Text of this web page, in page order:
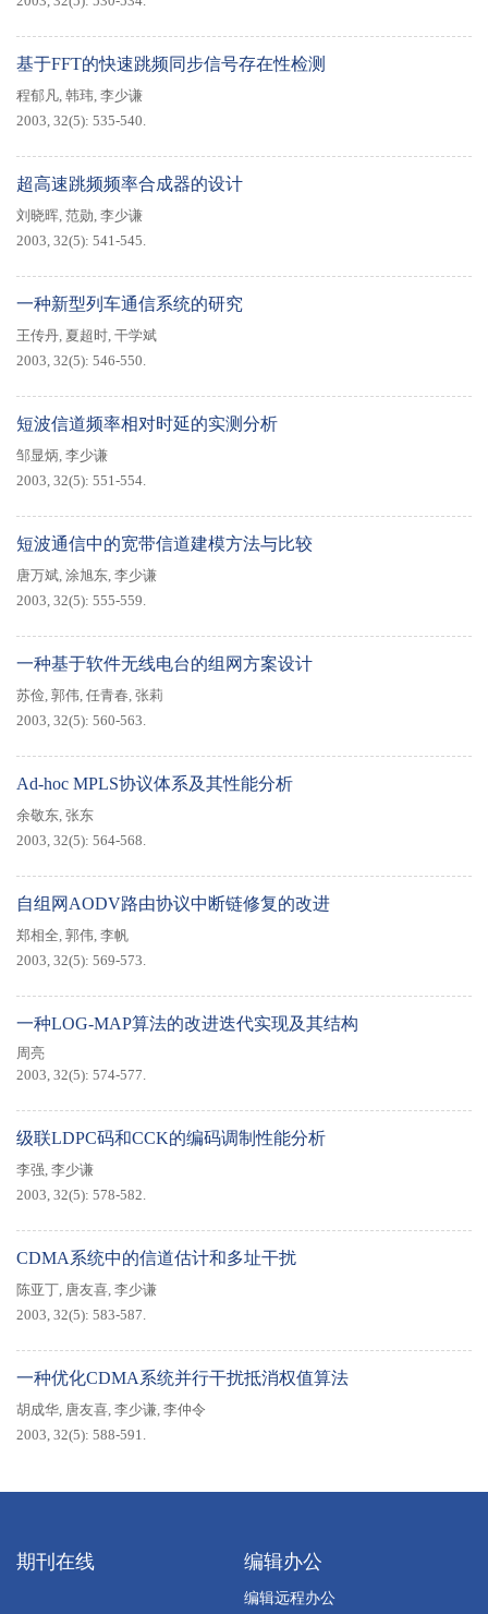
基于FFT的快速跳频同步信号存在性检测
程郁凡, 韩玮, 李少谦
2003, 32(5): 535-540.
超高速跳频频率合成器的设计
刘晓晖, 范勋, 李少谦
2003, 32(5): 541-545.
一种新型列车通信系统的研究
王传丹, 夏超时, 干学斌
2003, 32(5): 546-550.
短波信道频率相对时延的实测分析
邹显炳, 李少谦
2003, 32(5): 551-554.
短波通信中的宽带信道建模方法与比较
唐万斌, 涂旭东, 李少谦
2003, 32(5): 555-559.
一种基于软件无线电台的组网方案设计
苏俭, 郭伟, 任青春, 张莉
2003, 32(5): 560-563.
Ad-hoc MPLS协议体系及其性能分析
余敬东, 张东
2003, 32(5): 564-568.
自组网AODV路由协议中断链修复的改进
郑相全, 郭伟, 李帆
2003, 32(5): 569-573.
一种LOG-MAP算法的改进迭代实现及其结构
周亮
2003, 32(5): 574-577.
级联LDPC码和CCK的编码调制性能分析
李强, 李少谦
2003, 32(5): 578-582.
CDMA系统中的信道估计和多址干扰
陈亚丁, 唐友喜, 李少谦
2003, 32(5): 583-587.
一种优化CDMA系统并行干扰抵消权值算法
胡成华, 唐友喜, 李少谦, 李仲令
2003, 32(5): 588-591.
期刊在线 编辑办公
编辑远程办公